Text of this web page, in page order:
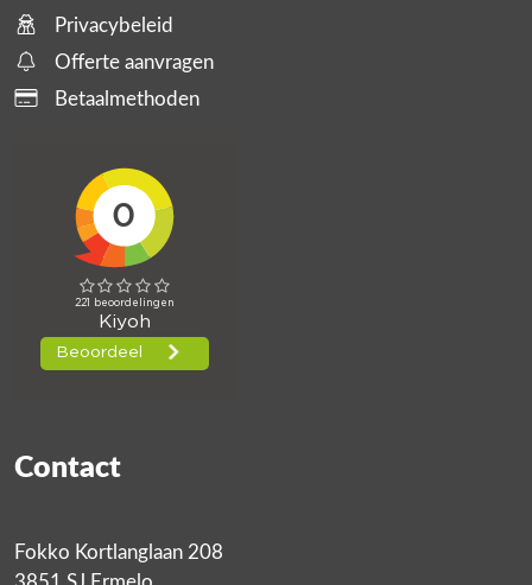
Privacybeleid
Offerte aanvragen
Betaalmethoden
Contact
Fokko Kortlanglaan 208